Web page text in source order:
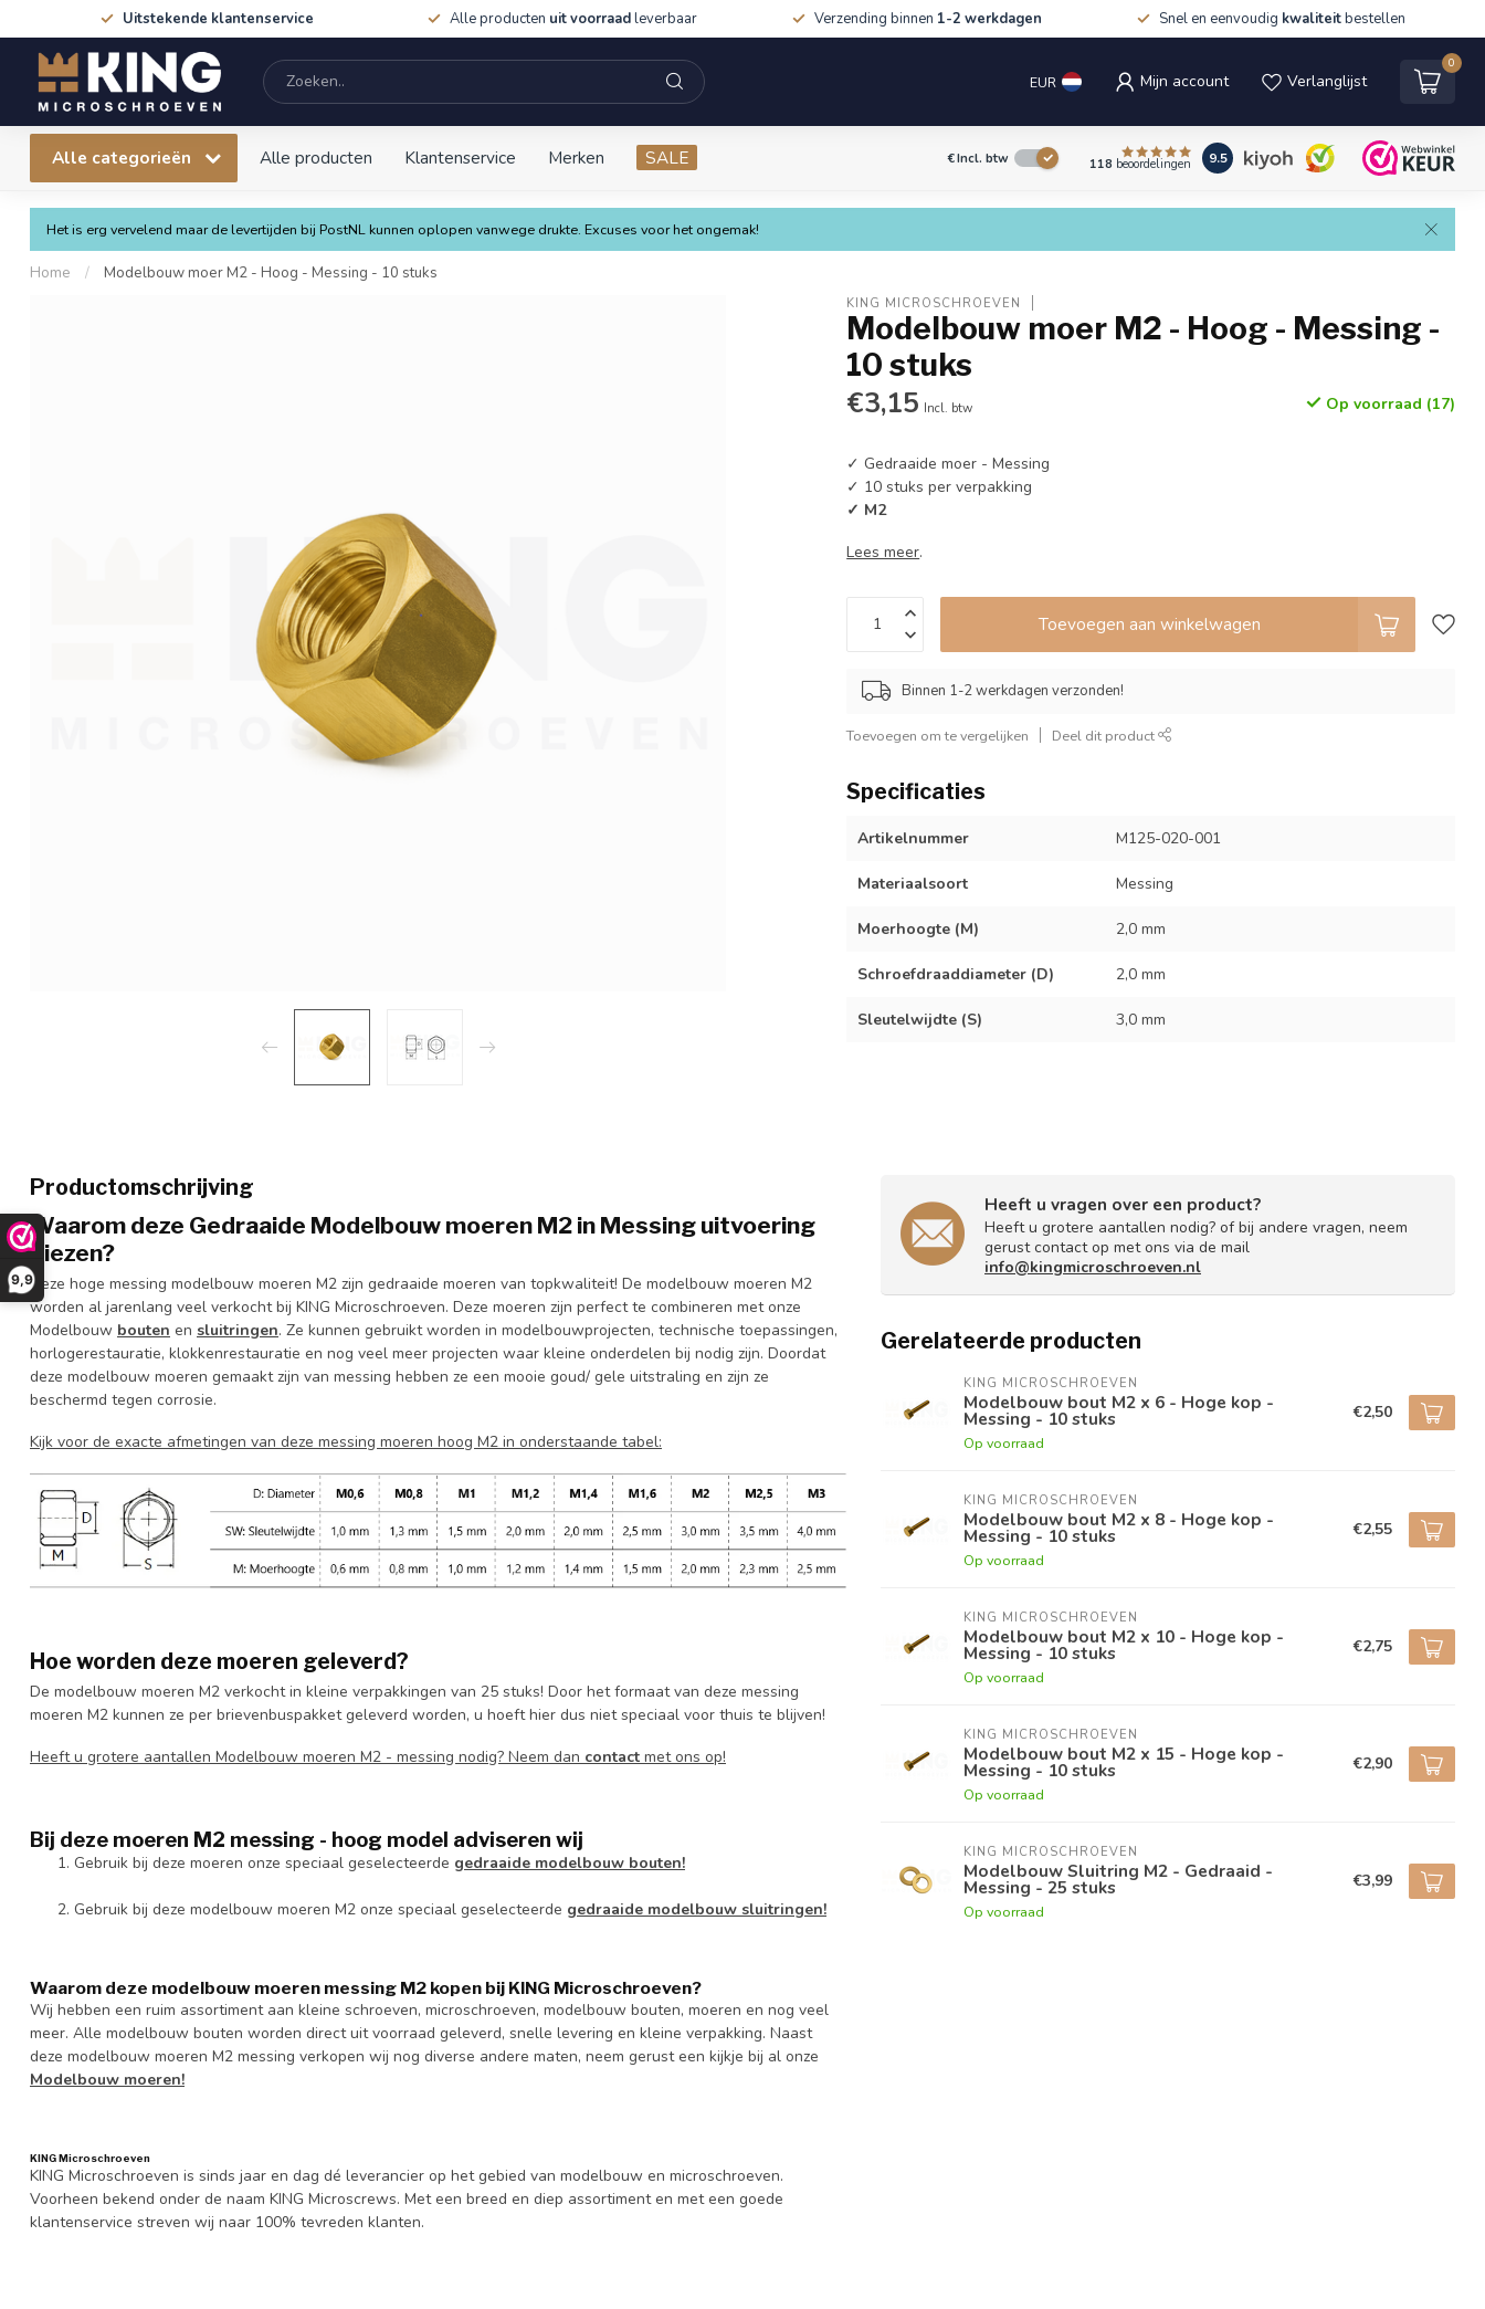
9,9
Uitstekende klantenservice Alle producten uit voorraadleverbaar Verzending binnen 1-2 werkdagen Snel en eenvoudig kwaliteitbestellen
EUR Mijn account Verlanglijst
0
Alle categorieën Alle producten Klantenservice Merken SALE €Incl. btw 118 beoordelingen 9.5
Het is erg vervelend maar de levertijden bij PostNL kunnen oplopen vanwege drukte. Excuses voor het ongemak!
Home / Modelbouw moer M2 - Hoog - Messing - 10 stuks
KING MICROSCHROEVEN
Modelbouw moer M2 - Hoog - Messing -
10 stuks
€3,15 Incl. btw Op voorraad (17)
✓ Gedraaide moer - Messing
✓ 10 stuks per verpakking
✓ M2
Lees meer.
Toevoegen aan winkelwagen
Binnen 1-2 werkdagen verzonden!
Toevoegen om te vergelijken Deel dit product
Specificaties
Artikelnummer M125-020-001
Materiaalsoort Messing
Moerhoogte (M) 2,0 mm
Schroefdraaddiameter (D) 2,0 mm
Sleutelwijdte (S) 3,0 mm
Productomschrijving
Waarom deze Gedraaide Modelbouw moeren M2 in Messing uitvoering
kiezen?
Deze hoge messing modelbouw moeren M2 zijn gedraaide moeren van topkwaliteit! De modelbouw moeren M2
worden al jarenlang veel verkocht bij KING Microschroeven. Deze moeren zijn perfect te combineren met onze
Modelbouw bouten en sluitringen. Ze kunnen gebruikt worden in modelbouwprojecten, technische toepassingen,
horlogerestauratie, klokkenrestauratie en nog veel meer projecten waar kleine onderdelen bij nodig zijn. Doordat
deze modelbouw moeren gemaakt zijn van messing hebben ze een mooie goud/ gele uitstraling en zijn ze
beschermd tegen corrosie.
Kijk voor de exacte afmetingen van deze messing moeren hoog M2 in onderstaande tabel:
Hoe worden deze moeren geleverd?
De modelbouw moeren M2 verkocht in kleine verpakkingen van 25 stuks! Door het formaat van deze messing
moeren M2 kunnen ze per brievenbuspakket geleverd worden, u hoeft hier dus niet speciaal voor thuis te blijven!
Heeft u grotere aantallen Modelbouw moeren M2 - messing nodig? Neem dan contact met ons op!
Bij deze moeren M2 messing - hoog model adviseren wij
Gebruik bij deze moeren onze speciaal geselecteerde gedraaide modelbouw bouten!
Gebruik bij deze modelbouw moeren M2 onze speciaal geselecteerde gedraaide modelbouw sluitringen!
Waarom deze modelbouw moeren messing M2 kopen bij KING Microschroeven?
Wij hebben een ruim assortiment aan kleine schroeven, microschroeven, modelbouw bouten, moeren en nog veel
meer. Alle modelbouw bouten worden direct uit voorraad geleverd, snelle levering en kleine verpakking. Naast
deze modelbouw moeren M2 messing verkopen wij nog diverse andere maten, neem gerust een kijkje bij al onze
Modelbouw moeren!
KING Microschroeven
KING Microschroeven is sinds jaar en dag dé leverancier op het gebied van modelbouw en microschroeven.
Voorheen bekend onder de naam KING Microscrews. Met een breed en diep assortiment en met een goede
klantenservice streven wij naar 100% tevreden klanten.
Heeft u vragen over een product?
Heeft u grotere aantallen nodig? of bij andere vragen, neem
gerust contact op met ons via de mail
info@kingmicroschroeven.nl
Gerelateerde producten
KING MICROSCHROEVEN
Modelbouw bout M2 x 6 - Hoge kop -
Messing - 10 stuks
Op voorraad
€2,50
KING MICROSCHROEVEN
Modelbouw bout M2 x 8 - Hoge kop -
Messing - 10 stuks
Op voorraad
€2,55
KING MICROSCHROEVEN
Modelbouw bout M2 x 10 - Hoge kop -
Messing - 10 stuks
Op voorraad
€2,75
KING MICROSCHROEVEN
Modelbouw bout M2 x 15 - Hoge kop -
Messing - 10 stuks
Op voorraad
€2,90
KING MICROSCHROEVEN
Modelbouw Sluitring M2 - Gedraaid -
Messing - 25 stuks
Op voorraad
€3,99